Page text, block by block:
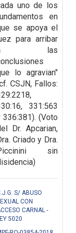
uno de los
en
se apoya el
para arribar
las
lo agravian"
CSJN, Fallos:
331:563
336:381). (Voto
Dr. Apcarian,
Criado y Dra.
sin
S/ ABUSO
CON
CARNAL -
5020